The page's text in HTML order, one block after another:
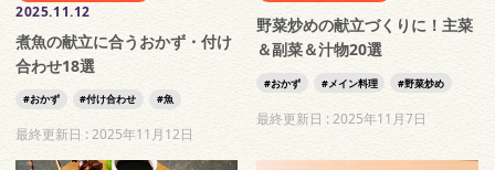
2025.11.12
煮魚の献立に合うおかず・付け
合わせ18選
おかず 付け合わせ 魚
最終更新日 : 2025年11月12日
野菜炒めの献立づくりに！主菜
＆副菜＆汁物20選
おかず メイン料理 野菜炒め
最終更新日 :2025年11月7日